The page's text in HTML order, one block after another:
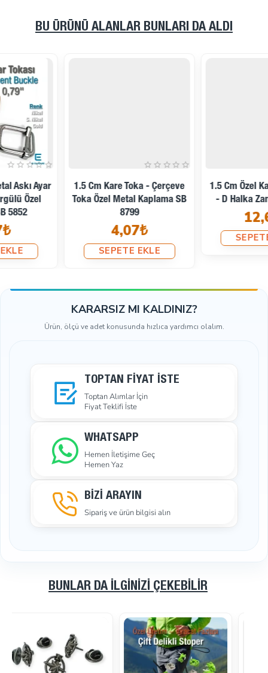
BU ÜRÜNÜ ALANLAR BUNLARI DA ALDI
1.5 Cm Kare Toka - Çerçeve
Toka Özel Metal Kaplama SB
SEPETE EKLE
1.5 Cm Özel Kaplama D Toka
- D Halka Zamak SB 9475
SEPETE EKLE
KARARSIZ MI KALDINIZ?
Ürün, ölçü ve adet konusunda hızlıca yardımcı olalım.
TOPTAN FIYAT İSTE
Toptan Alımlar İçin
Fiyat Teklifi İste
WHATSAPP
Hemen İletişime Geç
Hemen Yaz
BİZİ ARAYIN
Sipariş ve ürün bilgisi alın
BUNLAR DA İLGINIZI ÇEKEBILIR